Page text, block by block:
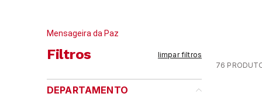
Mensageira da Paz
Filtros limpar filtros
DEPARTAMENTO
76
demillus